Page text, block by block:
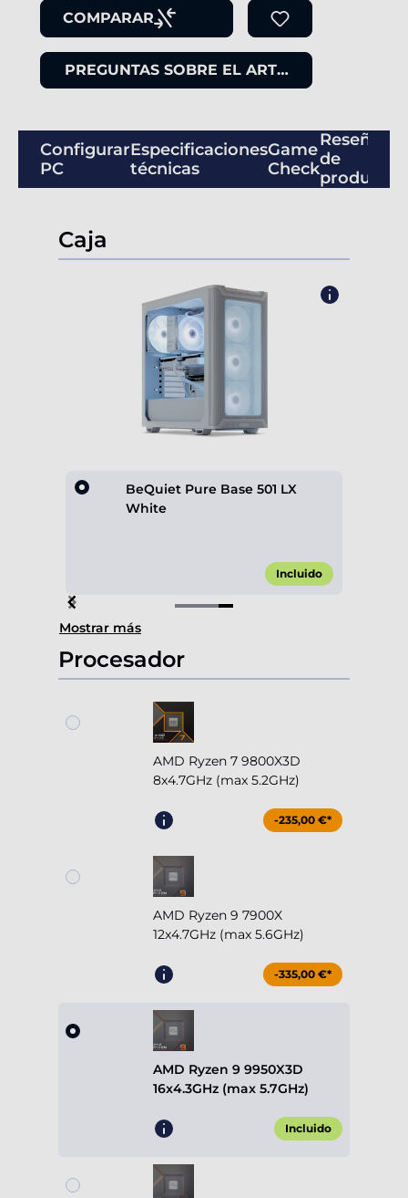
COMPARAR
PREGUNTAS SOBRE EL ARTÍCULO
Configurar
PC
Especificaciones
técnicas
Game
Check
Reseñas
de
productos
Caja
BeQuiet Pure Base 501 LX
White
Incluido
Item
4
of
4
Mostrar más
Procesador
AMD Ryzen 7 9800X3D
8x4.7GHz (max 5.2GHz)
-235,00 €*
AMD Ryzen 9 7900X
12x4.7GHz (max 5.6GHz)
-335,00 €*
AMD Ryzen 9 9950X3D
16x4.3GHz (max 5.7GHz)
Incluido